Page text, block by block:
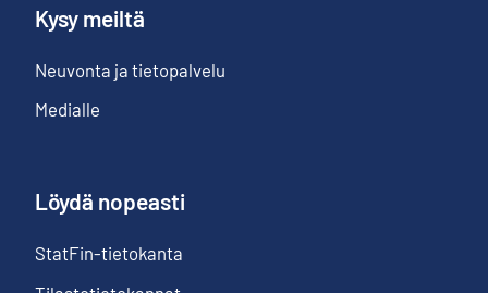
Kysy meiltä
Neuvonta ja tietopalvelu
Medialle
Löydä nopeasti
StatFin-tietokanta